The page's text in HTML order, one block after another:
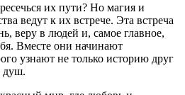
их пути? Но магия и
ведут к их встрече. Эта встреча
веру в людей и, самое главное,
Вместе они начинают
узнают не только историю друг
душ.